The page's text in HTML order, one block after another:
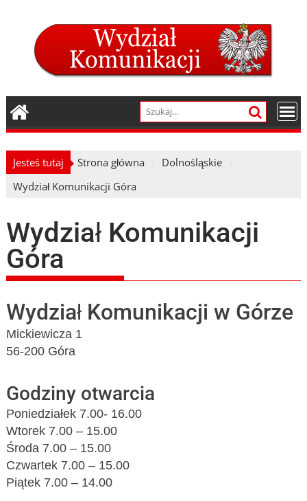
Jesteś tutaj Strona główna
Dolnośląskie
Wydział Komunikacji Góra
Wydział Komunikacji
Góra
Wydział Komunikacji w Górze
Mickiewicza 1
56-200 Góra
Godziny otwarcia
Poniedziałek 7.00- 16.00
Wtorek 7.00 – 15.00
Środa 7.00 – 15.00
Czwartek 7.00 – 15.00
Piątek 7.00 – 14.00